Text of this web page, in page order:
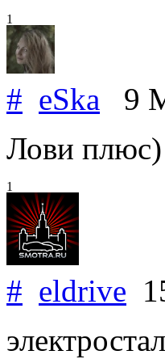
1
# eSka 9
Лови плюс)
1
# eldrive